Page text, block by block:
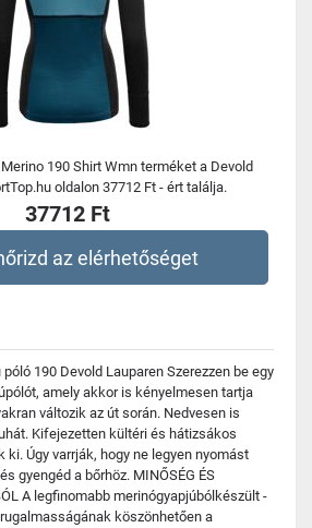
190 Shirt Wmn terméket a Devold
oldalon 37712 Ft - ért találja.
37712 Ft
az elérhetőséget
190 Devold Lauparen Szerezzen be egy
amely akkor is kényelmesen tartja
változik az út során. Nedvesen is
Kifejezetten kültéri és hátizsákos
Úgy varrják, hogy ne legyen nyomást
gyengéd a bőrhöz. MINŐSÉG ÉS
A legfinomabb merinógyapjúbólkészült -
köszönhetően a